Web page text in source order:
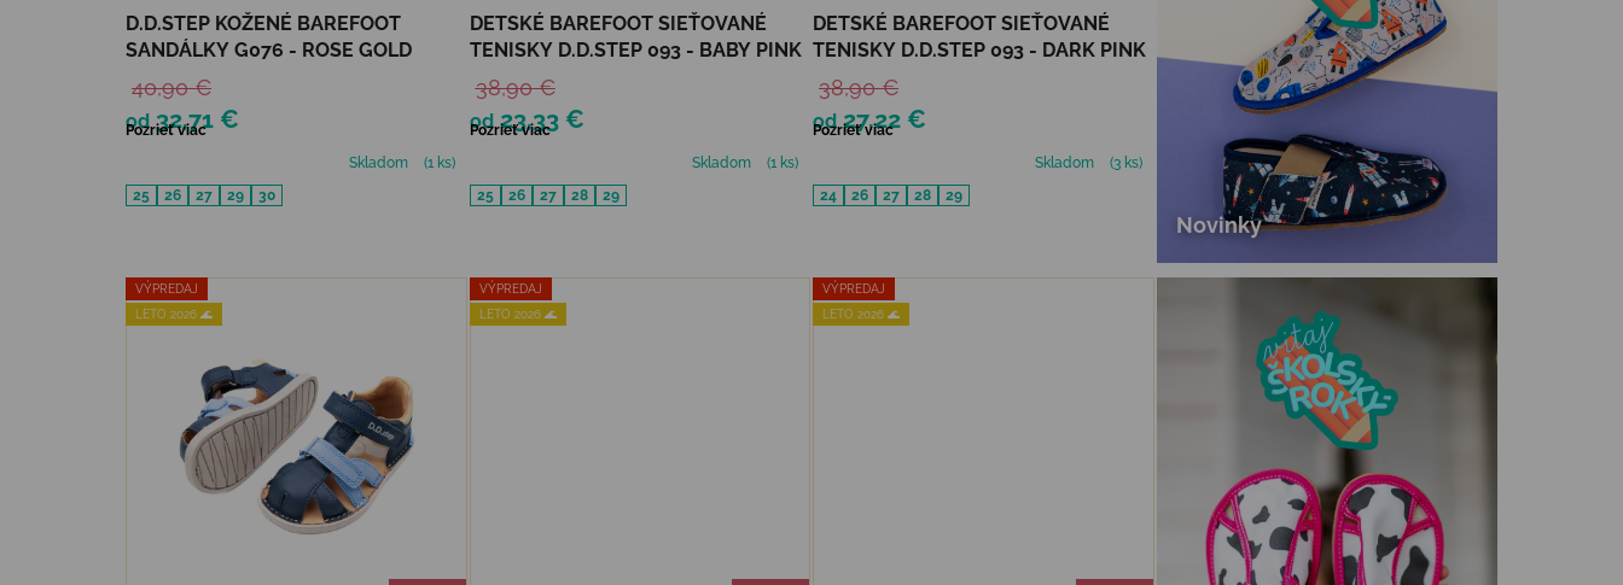
D.D.STEP KOŽENÉ BAREFOOT
SANDÁLKY G076 - ROSE GOLD
od32,71 €
40,90 €
Pozrieť viac
Skladom
(1 ks)
25
26 27 29 30
DETSKÉ BAREFOOT SIEŤOVANÉ
TENISKY D.D.STEP 093 - BABY PINK
od23,33 €
38,90 €
Pozrieť viac
Skladom
(1 ks)
25
26 27 28 29
DETSKÉ BAREFOOT SIEŤOVANÉ
TENISKY D.D.STEP 093 - DARK PINK
od27,22 €
38,90 €
Pozrieť viac
Skladom
(3 ks)
24
26 27 28 29
Novinky
VÝPREDAJ
LETO 2026 🌊
VÝPREDAJ
LETO 2026 🌊
VÝPREDAJ
LETO 2026 🌊